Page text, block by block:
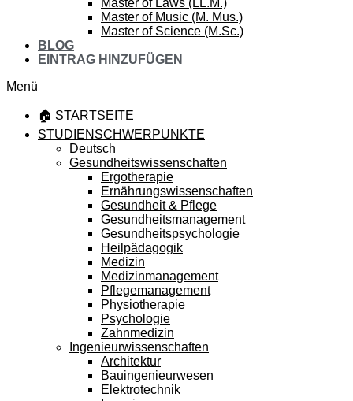
Master of Laws (LL.M.)
Master of Music (M. Mus.)
Master of Science (M.Sc.)
BLOG
EINTRAG HINZUFÜGEN
Menü
🏠 STARTSEITE
STUDIENSCHWERPUNKTE
Deutsch
Gesundheitswissenschaften
Ergotherapie
Ernährungswissenschaften
Gesundheit & Pflege
Gesundheitsmanagement
Gesundheitspsychologie
Heilpädagogik
Medizin
Medizinmanagement
Pflegemanagement
Physiotherapie
Psychologie
Zahnmedizin
Ingenieurwissenschaften
Architektur
Bauingenieurwesen
Elektrotechnik